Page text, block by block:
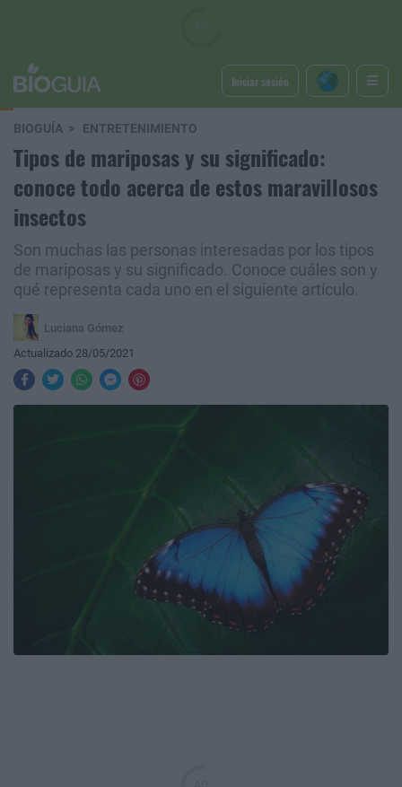
Iniciar sesión
BIOGUÍA ENTRETENIMIENTO
Tipos de mariposas y su significado:
conoce todo acerca de estos maravillosos
insectos
Son muchas las personas interesadas por los tipos
de mariposas y su significado. Conoce cuáles son y
qué representa cada uno en el siguiente artículo.
Luciana Gómez
Actualizado 28/05/2021